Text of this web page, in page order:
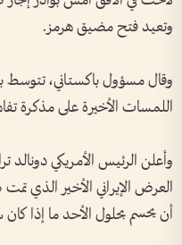
وتعيد فتح مضيق هرمز.
وقال مسؤول باكستاني، تتوسط
اللمسات الأخيرة على مذكرة
وأعلن الرئيس الأمريكي
العرض الإيراني الأخير الذي
أن يحسم بحلول الأحد ما إذا